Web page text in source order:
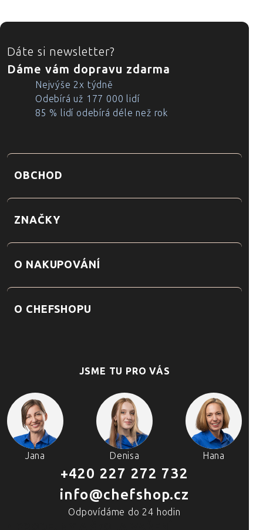
ZÁPATÍ
Dáte si newsletter?
Dáme vám dopravu zdarma
Nejvýše 2x týdně
Odebírá už 177 000 lidí
85 % lidí odebírá déle než rok
OBCHOD
ZNAČKY
O NAKUPOVÁNÍ
O CHEFSHOPU
JSME TU PRO VÁS
Jana Denisa Hana
+420 227 272 732
info@chefshop.cz
Odpovídáme do 24 hodin